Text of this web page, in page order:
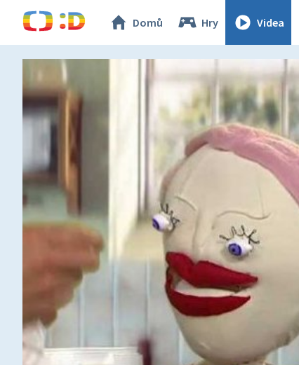
Domů Hry Videa